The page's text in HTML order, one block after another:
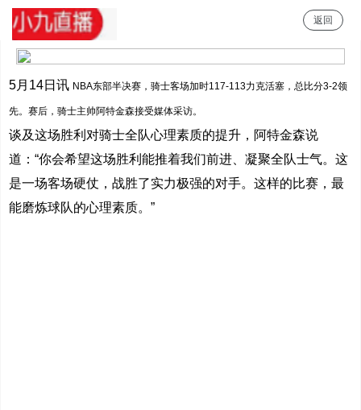
小九直播
返回
5月14日讯 NBA东部半决赛，骑士客场加时117-113力克活塞，总比分3-2领
先。赛后，骑士主帅阿特金森接受媒体采访。
谈及这场胜利对骑士全队心理素质的提升，阿特金森说
道：“你会希望这场胜利能推着我们前进、凝聚全队士气。这
是一场客场硬仗，战胜了实力极强的对手。这样的比赛，最
能磨炼球队的心理素质。”